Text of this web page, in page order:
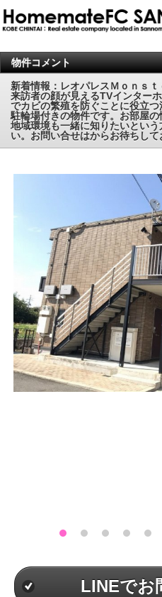
物件コメント
新着情報：レオパレスＭｏｎｓｔ
来訪者の顔が見えるTVインター
でカビの繁殖を防ぐことに役立つ
駐輪場付きの物件です。お部屋
地域環境も一緒に知りたいとい
い。お問い合せはからお待ちして
LINEでお